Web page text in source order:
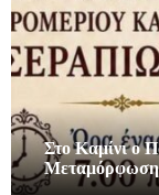
Στο Καμίνι ο